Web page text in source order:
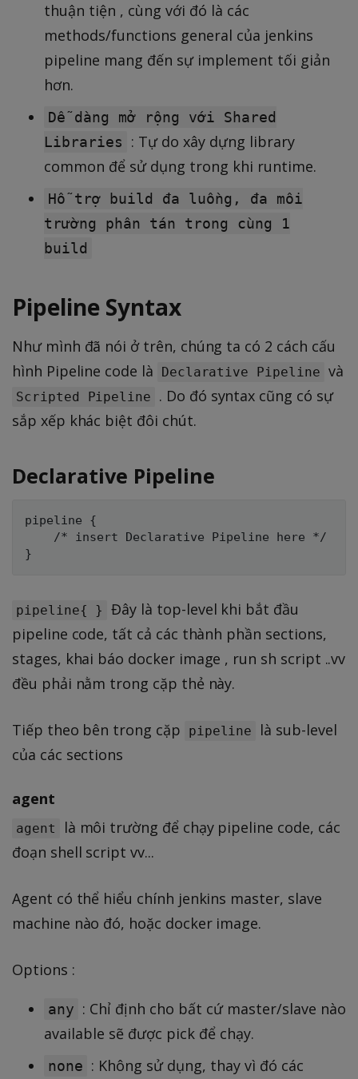
thuận tiện , cùng với đó là các
methods/functions general của jenkins
pipeline mang đến sự implement tối giản
hơn.
Dễ dàng mở rộng với Shared
Libraries
: Tự do xây dựng library
common để sử dụng trong khi runtime.
Hỗ trợ build đa luồng, đa môi
trường phân tán trong cùng 1
build
Pipeline Syntax
Như mình đã nói ở trên, chúng ta có 2 cách cấu
hình Pipeline code là
Declarative Pipeline và
Scripted Pipeline
. Do đó syntax cũng có sự
sắp xếp khác biệt đôi chút.
Declarative Pipeline
pipeline {
    /* insert Declarative Pipeline here */
pipeline{ }
Đây là top-level khi bắt đầu
pipeline code, tất cả các thành phần sections,
stages, khai báo docker image , run sh script ..vv
đều phải nằm trong cặp thẻ này.
Tiếp theo bên trong cặp pipeline
là sub-level
của các sections
agent
agent
là môi trường để chạy pipeline code, các
đoạn shell script vv...
Agent có thể hiểu chính jenkins master, slave
machine nào đó, hoặc docker image.
Options :
any : Chỉ định cho bất cứ master/slave nào
available sẽ được pick để chạy.
none : Không sử dụng, thay vì đó các